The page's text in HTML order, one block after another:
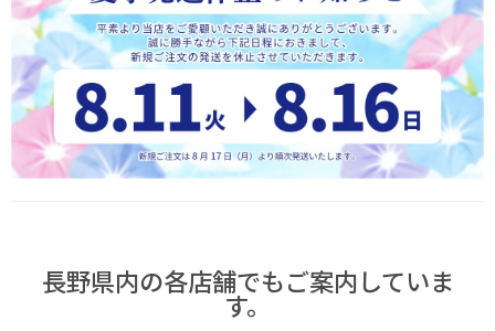
長野県内の各店舗でもご案内していま
す。